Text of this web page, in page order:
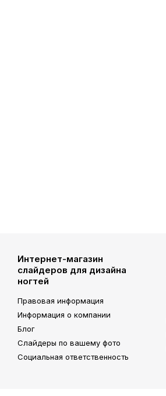
Интернет-магазин
слайдеров для дизайна
ногтей
Правовая информация
Информация о компании
Блог
Слайдеры по вашему фото
Социальная ответственность